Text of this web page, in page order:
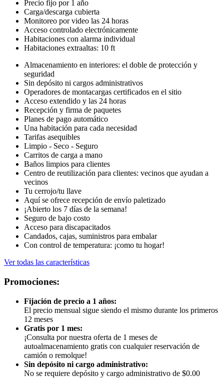
Precio fijo por 1 año
Carga/descarga cubierta
Monitoreo por video las 24 horas
Acceso controlado electrónicamente
Habitaciones con alarma individual
Habitaciones extraaltas: 10 ft
Almacenamiento en interiores: el doble de protección y
seguridad
Sin depósito ni cargos administrativos
Operadores de montacargas certificados en el sitio
Acceso extendido y las 24 horas
Recepción y firma de paquetes
Planes de pago automático
Una habitación para cada necesidad
Tarifas asequibles
Limpio - Seco - Seguro
Carritos de carga a mano
Baños limpios para clientes
Centro de reutilización para clientes: vecinos que ayudan a
vecinos
Tu cerrojo/tu llave
Aquí se ofrece recepción de envío paletizado
¡Abierto los 7 días de la semana!
Seguro de bajo costo
Acceso para discapacitados
Candados, cajas, suministros para embalar
Con control de temperatura: ¡como tu hogar!
Ver todas las características
Promociones:
Fijación de precio a 1 años:
El precio mensual sigue siendo el mismo durante los primeros
12 meses
Gratis por 1 mes:
¡Consulta por nuestra oferta de 1 meses de
autoalmacenamiento gratis con cualquier reservación de
camión o remolque!
Sin depósito ni cargo administrativo:
No se requiere depósito y cargo administrativo de $0.00